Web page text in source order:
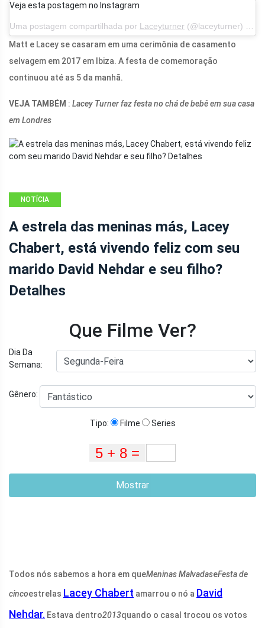
Veja esta postagem no Instagram
Uma postagem compartilhada por Laceyturner (@laceyturner) em 11 de maio de 2015 às 01h59 PDT
Matt e Lacey se casaram em uma cerimônia de casamento
selvagem em 2017 em Ibiza. A festa de comemoração
continuou até as 5 da manhã.
VEJA TAMBÉM : Lacey Turner faz festa no chá de bebê em sua casa
em Londres
NOTÍCIA
A estrela das meninas más, Lacey
Chabert, está vivendo feliz com seu
marido David Nehdar e seu filho?
Detalhes
Que Filme Ver?
Dia Da
Semana:
Gênero:
Tipo: Filme Series
Mostrar
Todos nós sabemos a hora em queMeninas MalvadaseFesta de
cincoestrelas Lacey Chabert amarrou o nó a David
Nehdar. Estava dentro2013quando o casal trocou os votos